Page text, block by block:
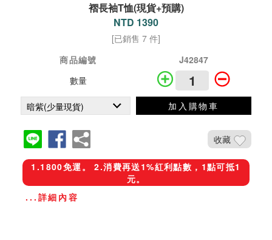
褶長袖T恤(現貨+預購)
NTD 1390
[已銷售 7 件]
商品編號
J42847
數量
加入購物車
收藏
1.1800免運。 2.消費再送1%紅利點數，1點可抵1
元。
...詳細內容